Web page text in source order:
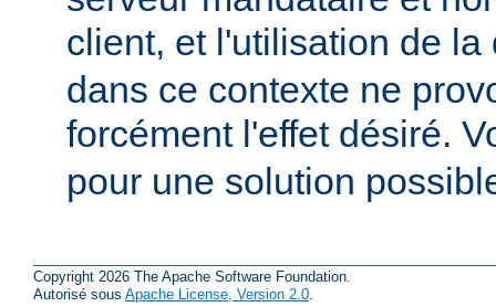
client, et l'utilisation de
dans ce contexte ne
forcément l'effet désiré.
pour une solution
Copyright 2026 The Apache Software Foundation.
Autorisé sous Apache License, Version 2.0.